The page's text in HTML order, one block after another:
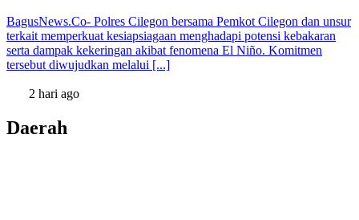
BagusNews.Co- Polres Cilegon bersama Pemkot Cilegon dan unsur
terkait memperkuat kesiapsiagaan menghadapi potensi kebakaran
serta dampak kekeringan akibat fenomena El Niño. Komitmen
tersebut diwujudkan melalui [...]
2 hari ago
Daerah